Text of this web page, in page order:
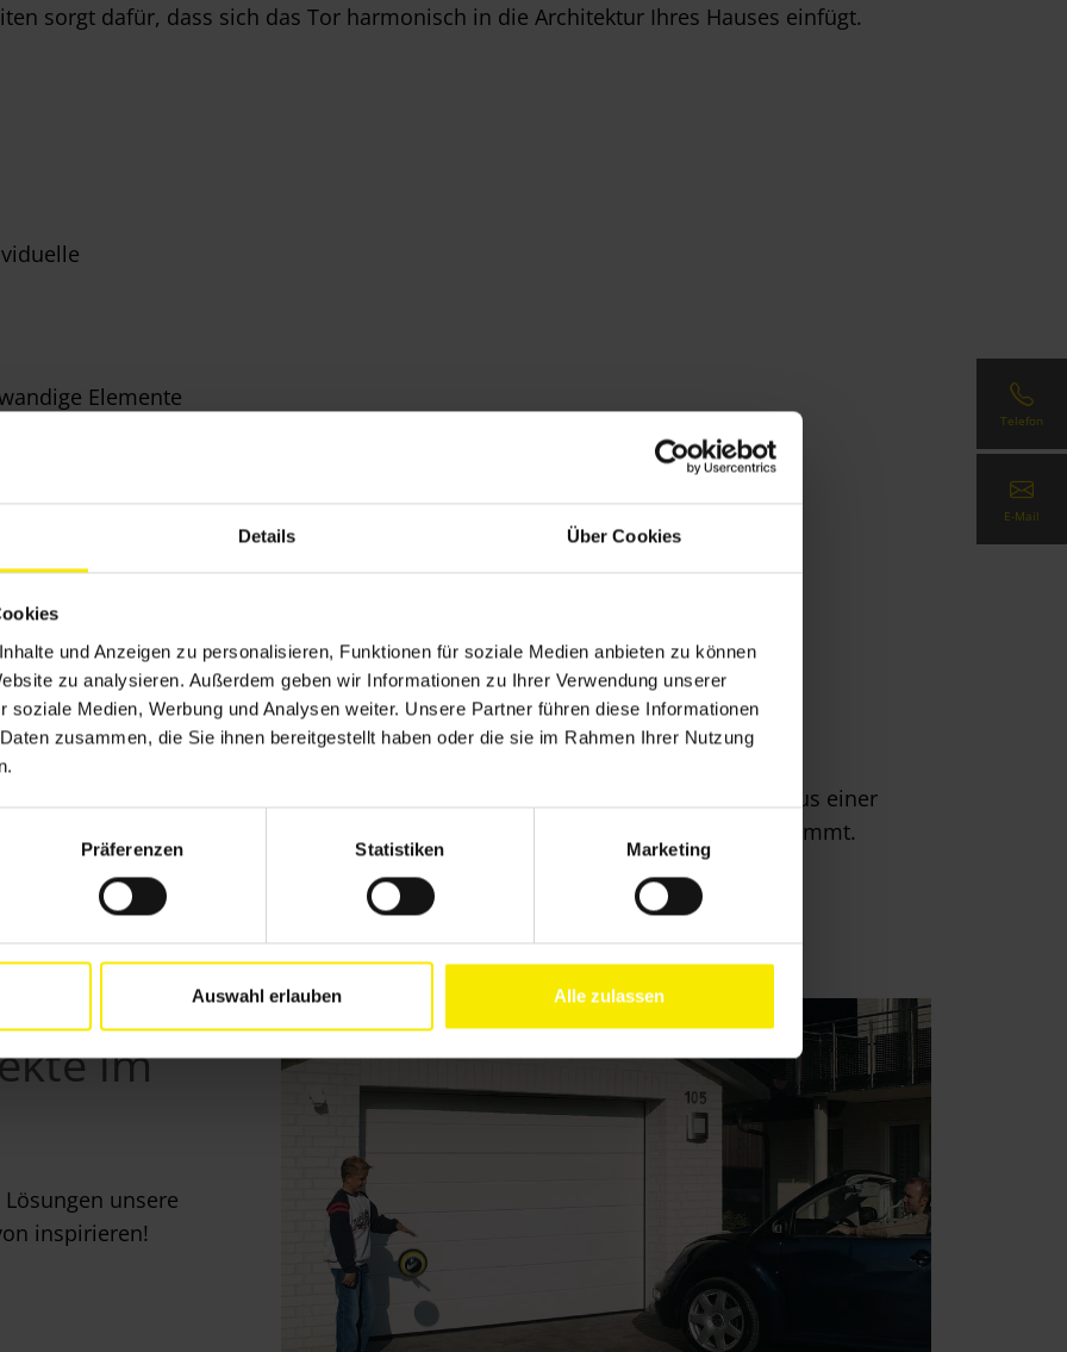
Details Über Cookies
und Anzeigen zu personalisieren, Funktionen für soziale Medien anbieten zu können
zu analysieren. Außerdem geben wir Informationen zu Ihrer Verwendung unserer
soziale Medien, Werbung und Analysen weiter. Unsere Partner führen diese Informationen
zusammen, die Sie ihnen bereitgestellt haben oder die sie im Rahmen Ihrer Nutzung
Präferenzen Statistiken Marketing
Auswahl erlauben Alle zulassen
sorgt dafür, dass sich das Tor harmonisch in die Architektur Ihres Hauses einfügt.
Elemente
Antrieb
Aufmaß bis zur fachgerechten Montage erhalten Sie bei Lameko alles aus einer
Sektionaltor für Ihr Zuhause – funktional, sicher und optisch perfekt abgestimmt.
im
unsere
inspirieren!
Telefon
E-Mail